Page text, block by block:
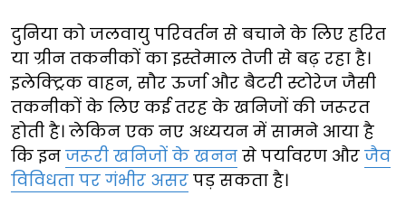
दुनिया को जलवायु परिवर्तन से बचाने के लिए हरित
या ग्रीन तकनीकों का इस्तेमाल तेजी से बढ़ रहा है।
इलेक्ट्रिक वाहन, सौर ऊर्जा और बैटरी स्टोरेज जैसी
तकनीकों के लिए कई तरह के खनिजों की जरूरत
होती है। लेकिन एक नए अध्ययन में सामने आया है
कि इन जरूरी खनिजों के खनन से पर्यावरण और जैव
विविधता पर गंभीर असर पड़ सकता है।